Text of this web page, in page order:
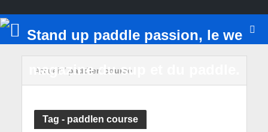
Accueil/ paddlen course
Tag - paddlen course